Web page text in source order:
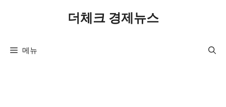
더체크 경제뉴스
메뉴